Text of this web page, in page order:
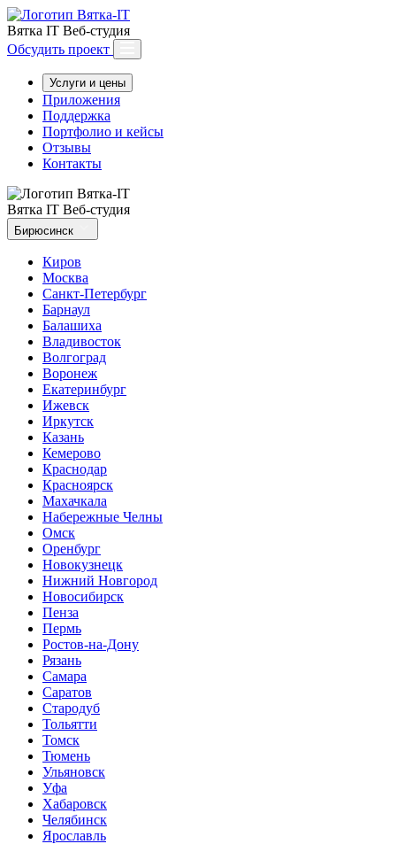
Вятка IT Веб-студия
Обсудить проект
Услуги и цены
Приложения
Поддержка
Портфолио и кейсы
Отзывы
Контакты
Вятка IT Веб-студия
Бирюсинск
Киров
Москва
Санкт-Петербург
Барнаул
Балашиха
Владивосток
Волгоград
Воронеж
Екатеринбург
Ижевск
Иркутск
Казань
Кемерово
Краснодар
Красноярск
Махачкала
Набережные Челны
Омск
Оренбург
Новокузнецк
Нижний Новгород
Новосибирск
Пенза
Пермь
Ростов-на-Дону
Рязань
Самара
Саратов
Стародуб
Тольятти
Томск
Тюмень
Ульяновск
Уфа
Хабаровск
Челябинск
Ярославль